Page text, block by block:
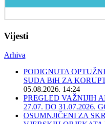
Vijesti
Arhiva
PODIGNUTA
SUDA BiH ZA
05.08.2026. 14:24
PREGLED VAŽNIJIH
27.07. DO 31.07.2026.
OSUMNJIČENI ZA